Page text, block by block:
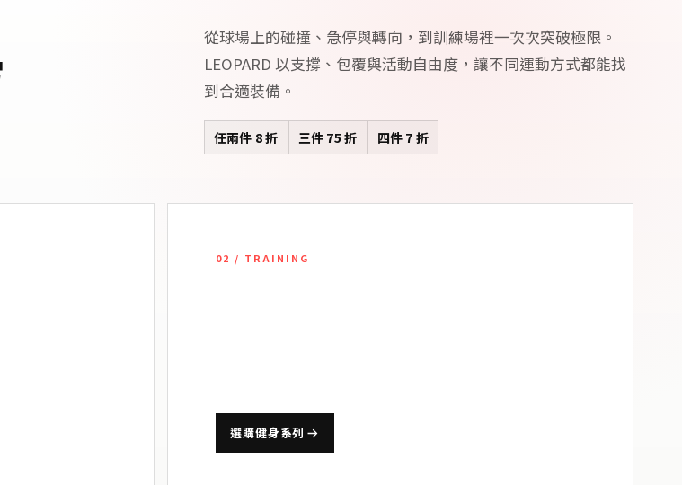
從球場上的碰撞、急停與轉向，到訓練場裡一次次突破極限。
LEOPARD 以支撐、包覆與活動自由度，讓不同運動方式都能找
到合適裝備。
任兩件 8 折 三件 75 折 四件 7 折
02 / TRAINING
選購健身系列